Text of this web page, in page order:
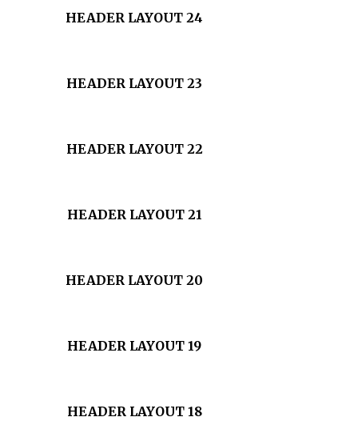
HEADER LAYOUT 24
HEADER LAYOUT 23
HEADER LAYOUT 22
HEADER LAYOUT 21
HEADER LAYOUT 20
HEADER LAYOUT 19
HEADER LAYOUT 18